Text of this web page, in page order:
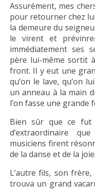
Assurément, mes
pour retourner chez
la demeure du
le virent et
immédiatement ses
père lui-même sortit
front. Il y eut une
qu’on le lave, qu’on
un anneau à la main
l’on fasse une grande
Bien sûr que ce fut
d’extraordinaire
musiciens firent
de la danse et de la
L’autre fils, son
trouva un grand